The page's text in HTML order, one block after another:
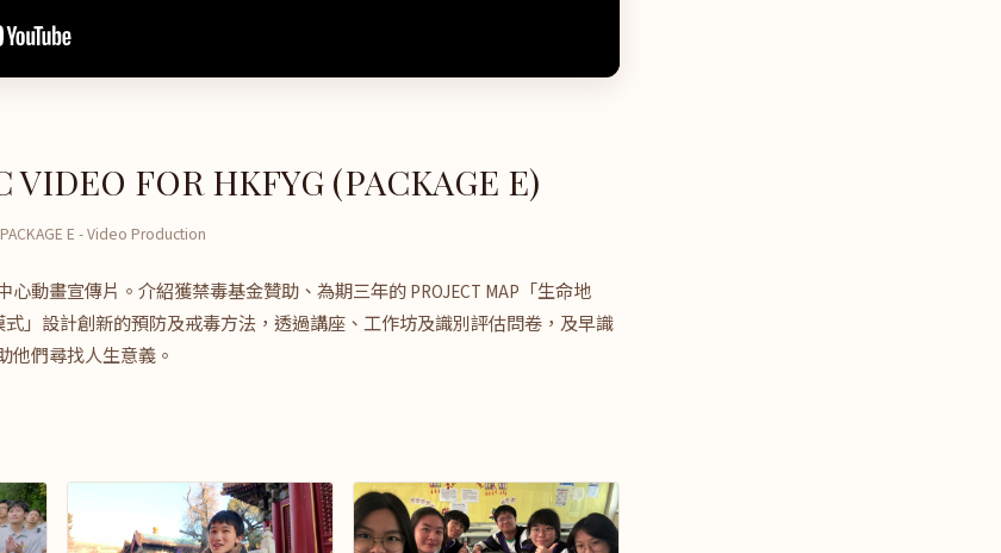
VIDEO FOR HKFYG (PACKAGE E)
PACKAGE E - Video Production
動畫宣傳片。介紹獲禁毒基金贊助、為期三年的 PROJECT MAP「生命地
」設計創新的預防及戒毒方法，透過講座、工作坊及識別評估問卷，及早識
他們尋找人生意義。